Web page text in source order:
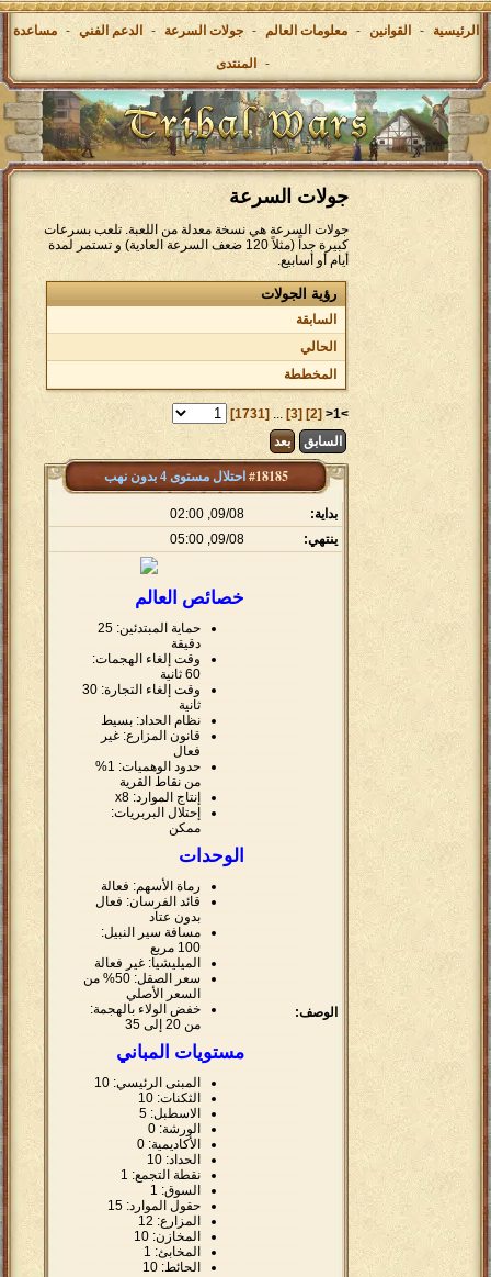
الرئيسية - القوانين - معلومات العالم - جولات السرعة - الدعم الفني - مساعدة
- المنتدى
جولات السرعة
جولات السرعة هي نسخة معدلة من اللعبة. تلعب بسرعات
كبيرة جداً (مثلاً 120 ضعف السرعة العادية) و تستمر لمدة
أيام أو أسابيع.
رؤية الجولات
السابقة
الحالي
المخططة
>1<
[2]
[3]
...
[1731]
السابق
بعد
#18185 احتلال مستوى 4 بدون نهب
بداية:
09/08, 02:00
ينتهي:
09/08, 05:00
الوصف:
خصائص العالم
حماية المبتدئين: 25
دقيقة
وقت إلغاء الهجمات:
60 ثانية
وقت إلغاء التجارة: 30
ثانية
نظام الحداد: بسيط
قانون المزارع: غير
فعال
حدود الوهميات: 1%
من نقاط القرية
إنتاج الموارد: x8
إحتلال البربريات:
ممكن
الوحدات
رماة الأسهم: فعالة
قائد الفرسان: فعال
بدون عتاد
مسافة سير النبيل:
100 مربع
الميليشيا: غير فعالة
سعر الصقل: 50% من
السعر الأصلي
خفض الولاء بالهجمة:
من 20 إلى 35
مستويات المباني
المبنى الرئيسي: 10
الثكنات: 10
الاسطبل: 5
الورشة: 0
الأكاديمية: 0
الحداد: 10
نقطة التجمع: 1
السوق: 1
حقول الموارد: 15
المزارع: 12
المخازن: 10
المخابئ: 1
الحائط: 10